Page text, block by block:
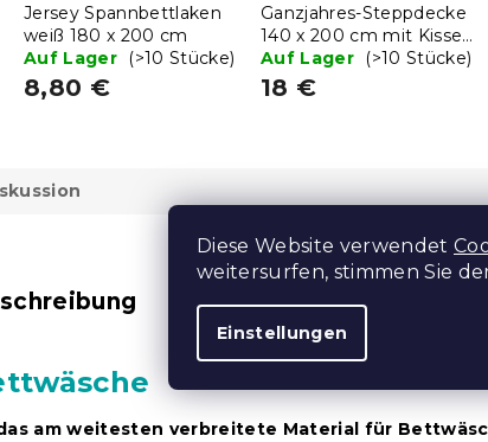
Diese Website verwendet
weitersurfen, stimmen Sie
Einstellungen
Jersey Spannbettlaken
weiß 180 x 200 cm
Auf Lager
(>10 Stücke)
8,80 €
Ganzjahres-Steppdecke
140 x 200 cm mit Kissen
BASIC 70 x 90 cm
Auf Lager (>10 Stücke)
18 €
am weitesten verbreitete Material für